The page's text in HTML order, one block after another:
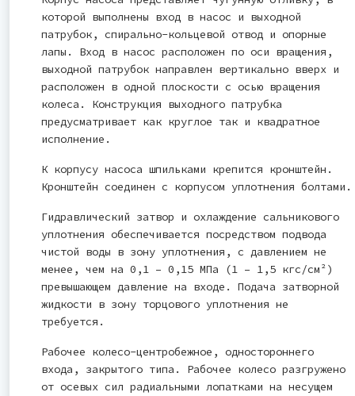
которой выполнены вход в насос и выходной
патрубок, спирально-кольцевой отвод и опорные
лапы. Вход в насос расположен по оси вращения,
выходной патрубок направлен вертикально вверх и
расположен в одной плоскости с осью вращения
колеса. Конструкция выходного патрубка
предусматривает как круглое так и квадратное
исполнение.
К корпусу насоса шпильками крепится кронштейн.
Кронштейн соединен с корпусом уплотнения болтами.
Гидравлический затвор и охлаждение сальникового
уплотнения обеспечивается посредством подвода
чистой воды в зону уплотнения, с давлением не
менее, чем на 0,1 – 0,15 МПа (1 – 1,5 кгс/см²)
превышающем давление на входе. Подача затворной
жидкости в зону торцового уплотнения не
требуется.
Рабочее колесо-центробежное, одностороннего
входа, закрытого типа. Рабочее колесо разгружено
от осевых сил радиальными лопатками на несущем